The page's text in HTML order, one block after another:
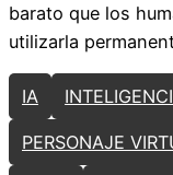
barato que los
utilizarla
IA
PERSONAJE